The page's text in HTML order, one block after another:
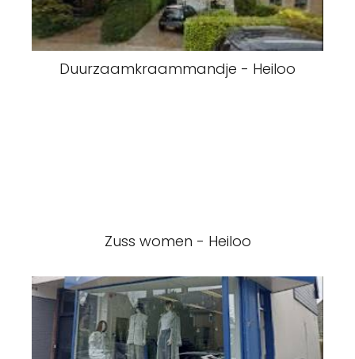
Duurzaamkraammandje - Heiloo
Zuss women - Heiloo